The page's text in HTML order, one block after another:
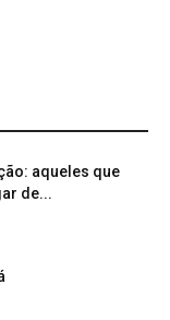
aqueles que
de...